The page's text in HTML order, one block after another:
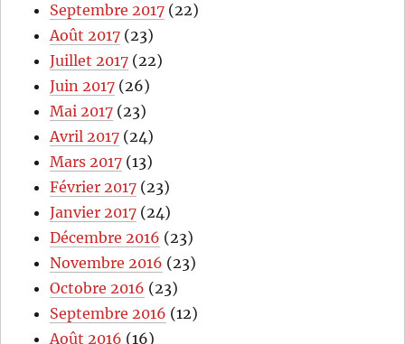
Septembre 2017 (22)
Août 2017 (23)
Juillet 2017 (22)
Juin 2017 (26)
Mai 2017 (23)
Avril 2017 (24)
Mars 2017 (13)
Février 2017 (23)
Janvier 2017 (24)
Décembre 2016 (23)
Novembre 2016 (23)
Octobre 2016 (23)
Septembre 2016 (12)
Août 2016 (16)